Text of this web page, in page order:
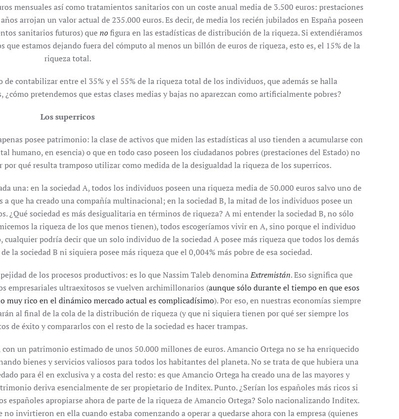
mensuales así como tratamientos sanitarios con un coste anual media de 3.500 euros: prestaciones
arrojan un valor actual de 235.000 euros. Es decir, de media los recién jubilados en España poseen
sanitarios futuros) quenofigura en las estadísticas de distribución de la riqueza. Si extendiéramos
estamos dejando fuera del cómputo al menos un billón de euros de riqueza, esto es, el 15% de la
riqueza total.
contabilizar entre el 35% y el 55% de la riqueza total de los individuos, que además se halla
pretendemos que estas clases medias y bajas no aparezcan como artificialmente pobres?
Los superricos
posee patrimonio: la clase de activos que miden las estadísticas al uso tienden a acumularse con
humano, en esencia) o que en todo caso poseen los ciudadanos pobres (prestaciones del Estado) no
por qué resulta tramposo utilizar como medida de la desigualdad la riqueza de los superricos.
una: en la sociedad A, todos los individuos poseen una riqueza media de 50.000 euros salvo uno de
que ha creado una compañía multinacional; en la sociedad B, la mitad de los individuos posee un
¿Qué sociedad es más desigualitaria en términos de riqueza? A mi entender la sociedad B, no sólo
la riqueza de los que menos tienen), todos escogeríamos vivir en A, sino porque el individuo
cualquier podría decir que un solo individuo de la sociedad A posee más riqueza que todos los demás
sociedad B ni siquiera posee más riqueza que el 0,004% más pobre de esa sociedad.
de los procesos productivos: es lo que Nassim Taleb denominaExtremistán. Eso significa que
empresariales ultraexitosos se vuelven archimillonarios (aunque sólo durante el tiempo en que esos
muy rico en el dinámico mercado actual es complicadísimo). Por eso, en nuestras economías siempre
al final de la cola de la distribución de riqueza (y que ni siquiera tienen por qué ser siempre los
de éxito y compararlos con el resto de la sociedad es hacer trampas.
un patrimonio estimado de unos 50.000 millones de euros. Amancio Ortega no se ha enriquecido
bienes y servicios valiosos para todos los habitantes del planeta. No se trata de que hubiera una
para él en exclusiva y a costa del resto: es que Amancio Ortega ha creado una de las mayores y
deriva esencialmente de ser propietario de Inditex. Punto. ¿Serían los españoles más ricos si
españoles apropiarse ahora de parte de la riqueza de Amancio Ortega? Solo nacionalizando Inditex.
invirtieron en ella cuando estaba comenzando a operar a quedarse ahora con la empresa (quienes